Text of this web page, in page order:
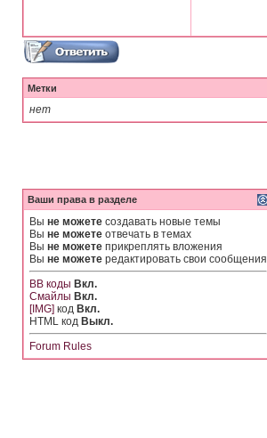
Метки
нет
Ваши права в разделе
Вы не можете создавать новые темы
Вы не можете отвечать в темах
Вы не можете прикреплять вложения
Вы не можете редактировать свои сообщения
BB коды Вкл.
Смайлы Вкл.
[IMG] код Вкл.
HTML код Выкл.
Forum Rules